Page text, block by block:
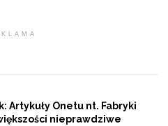
Artykuły Onetu nt. Fabryki
nieprawdziwe